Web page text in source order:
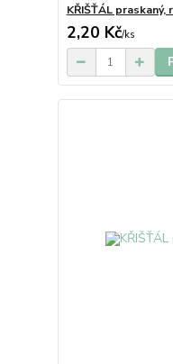
KŘIŠŤÁL praskaný,
2,20 Kč/ks